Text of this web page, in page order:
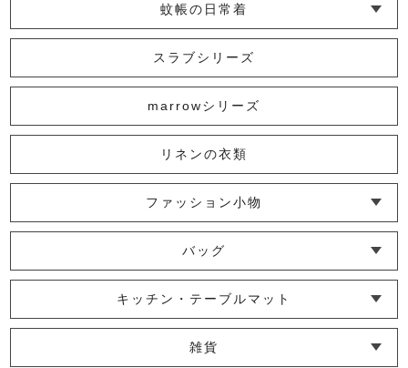
6,050円 (税込)
9,900円 (税込)
2,200円 (税込)
蚊帳の日常着
└ インナー
└ トップス
└ ワンピース
└ パンツ
└ スカート
└ 羽織りもの
└ キッズ・ベビー
スラブシリーズ
marrowシリーズ
リネンの衣類
ファッション小物
└ ショール・ストール
└ マスク
└ 靴下・アームカバー
バッグ
└ ポシェット・ショルダーバッグ
└ トートバッグ
└ 巾着バッグ
キッチン・テーブルマット
└ 蚊帳のふきん
└ かっぽう着・エプロン
└ その他キッチン小物
└ コースター
└ ランチョンマット・プレースマット
└ テーブルランナー・テーブルセンター
雑貨